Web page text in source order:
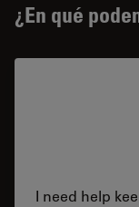
¿En qué
I need help